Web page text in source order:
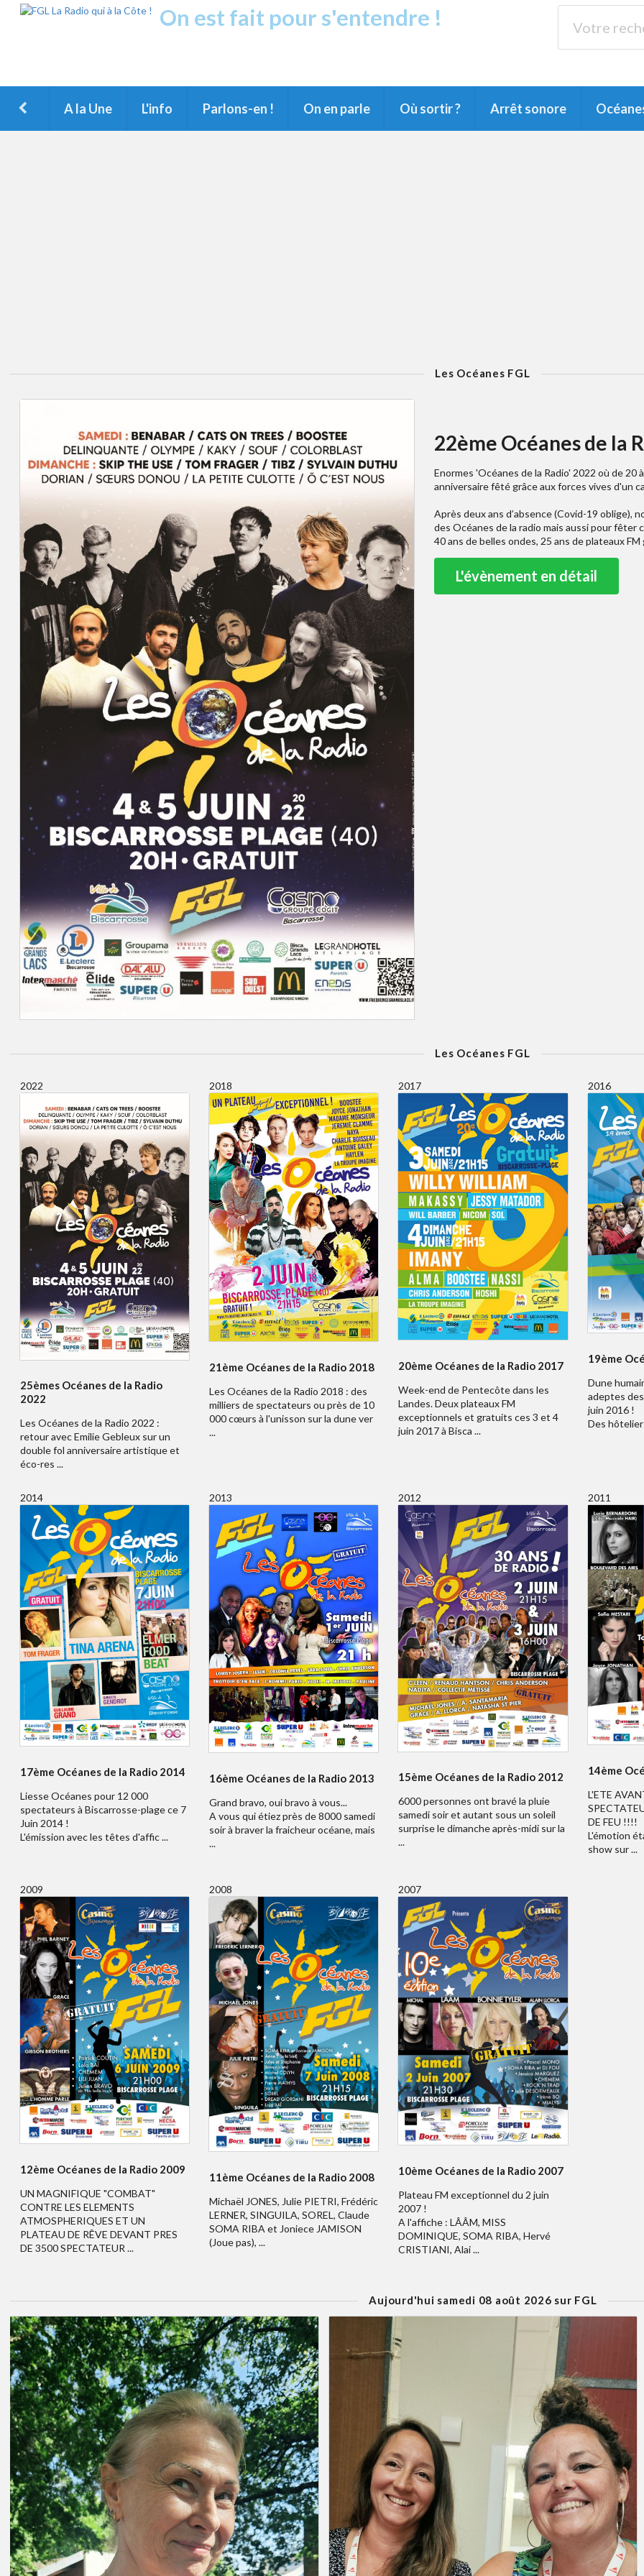
On est fait pour s'entendre !
A la Une L'info Parlons-en ! On en parle Où sortir ? Arrêt sonore
Les Océanes FGL
22ème Océanes de la
Enormes 'Océanes de la Radio' 2022 où de
anniversaire fêté grâce aux forces vives d'un
Après deux ans d’absence (Covid-19
des Océanes de la radio mais aussi pour fêter
40 ans de belles ondes, 25 ans de plateaux
L'évènement en détail
Les Océanes FGL
2022
25èmes Océanes de la Radio
2022
Les Océanes de la Radio 2022 :
retour avec Emilie Gebleux sur un
double fol anniversaire artistique et
éco-res ...
2018
21ème Océanes de la Radio 2018
Les Océanes de la Radio 2018 : des
milliers de spectateurs ou près de 10
000 cœurs à l'unisson sur la dune ver
...
2017
20ème Océanes de la Radio 2017
Week-end de Pentecôte dans les
Landes. Deux plateaux FM
exceptionnels et gratuits ces 3 et 4
juin 2017 à Bisca ...
2016
19ème
Dune
adeptes
juin 2016 !
Des
2014
17ème Océanes de la Radio 2014
Liesse Océanes pour 12 000
spectateurs à Biscarrosse-plage ce 7
Juin 2014 !
L'émission avec les têtes d'affic ...
2013
16ème Océanes de la Radio 2013
Grand bravo, oui bravo à vous...
A vous qui étiez près de 8000 samedi
soir à braver la fraicheur océane, mais
...
2012
15ème Océanes de la Radio 2012
6000 personnes ont bravé la pluie
samedi soir et autant sous un soleil
surprise le dimanche après-midi sur la
...
2011
14ème
L'ETE
DE FEU !!!!
L'émotion
show sur ...
2009
12ème Océanes de la Radio 2009
UN MAGNIFIQUE "COMBAT"
CONTRE LES ELEMENTS
ATMOSPHERIQUES ET UN
PLATEAU DE RÊVE DEVANT PRES
DE 3500 SPECTATEUR ...
2008
11ème Océanes de la Radio 2008
Michaël JONES, Julie PIETRI, Frédéric
LERNER, SINGUILA, SOREL, Claude
SOMA RIBA et Joniece JAMISON
(Joue pas), ...
2007
10ème Océanes de la Radio 2007
Plateau FM exceptionnel du 2 juin
2007 !
A l'affiche : LÂÂM, MISS
DOMINIQUE, SOMA RIBA, Hervé
CRISTIANI, Alai ...
Aujourd'hui samedi 08 août 2026 sur FGL